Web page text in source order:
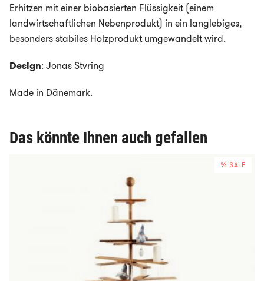
Erhitzen mit einer biobasierten Flüssigkeit (einem
landwirtschaftlichen Nebenprodukt) in ein langlebiges,
besonders stabiles Holzprodukt umgewandelt wird.
Design: Jonas Stvring
Made in Dänemark.
Das könnte Ihnen auch gefallen
% SALE